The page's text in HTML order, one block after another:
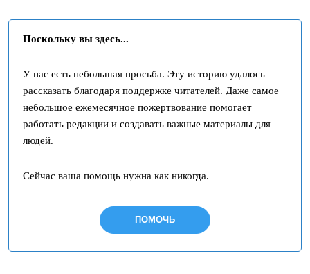
Поскольку вы здесь...
У нас есть небольшая просьба. Эту историю удалось
рассказать благодаря поддержке читателей. Даже самое
небольшое ежемесячное пожертвование помогает
работать редакции и создавать важные материалы для
людей.
Сейчас ваша помощь нужна как никогда.
ПОМОЧЬ